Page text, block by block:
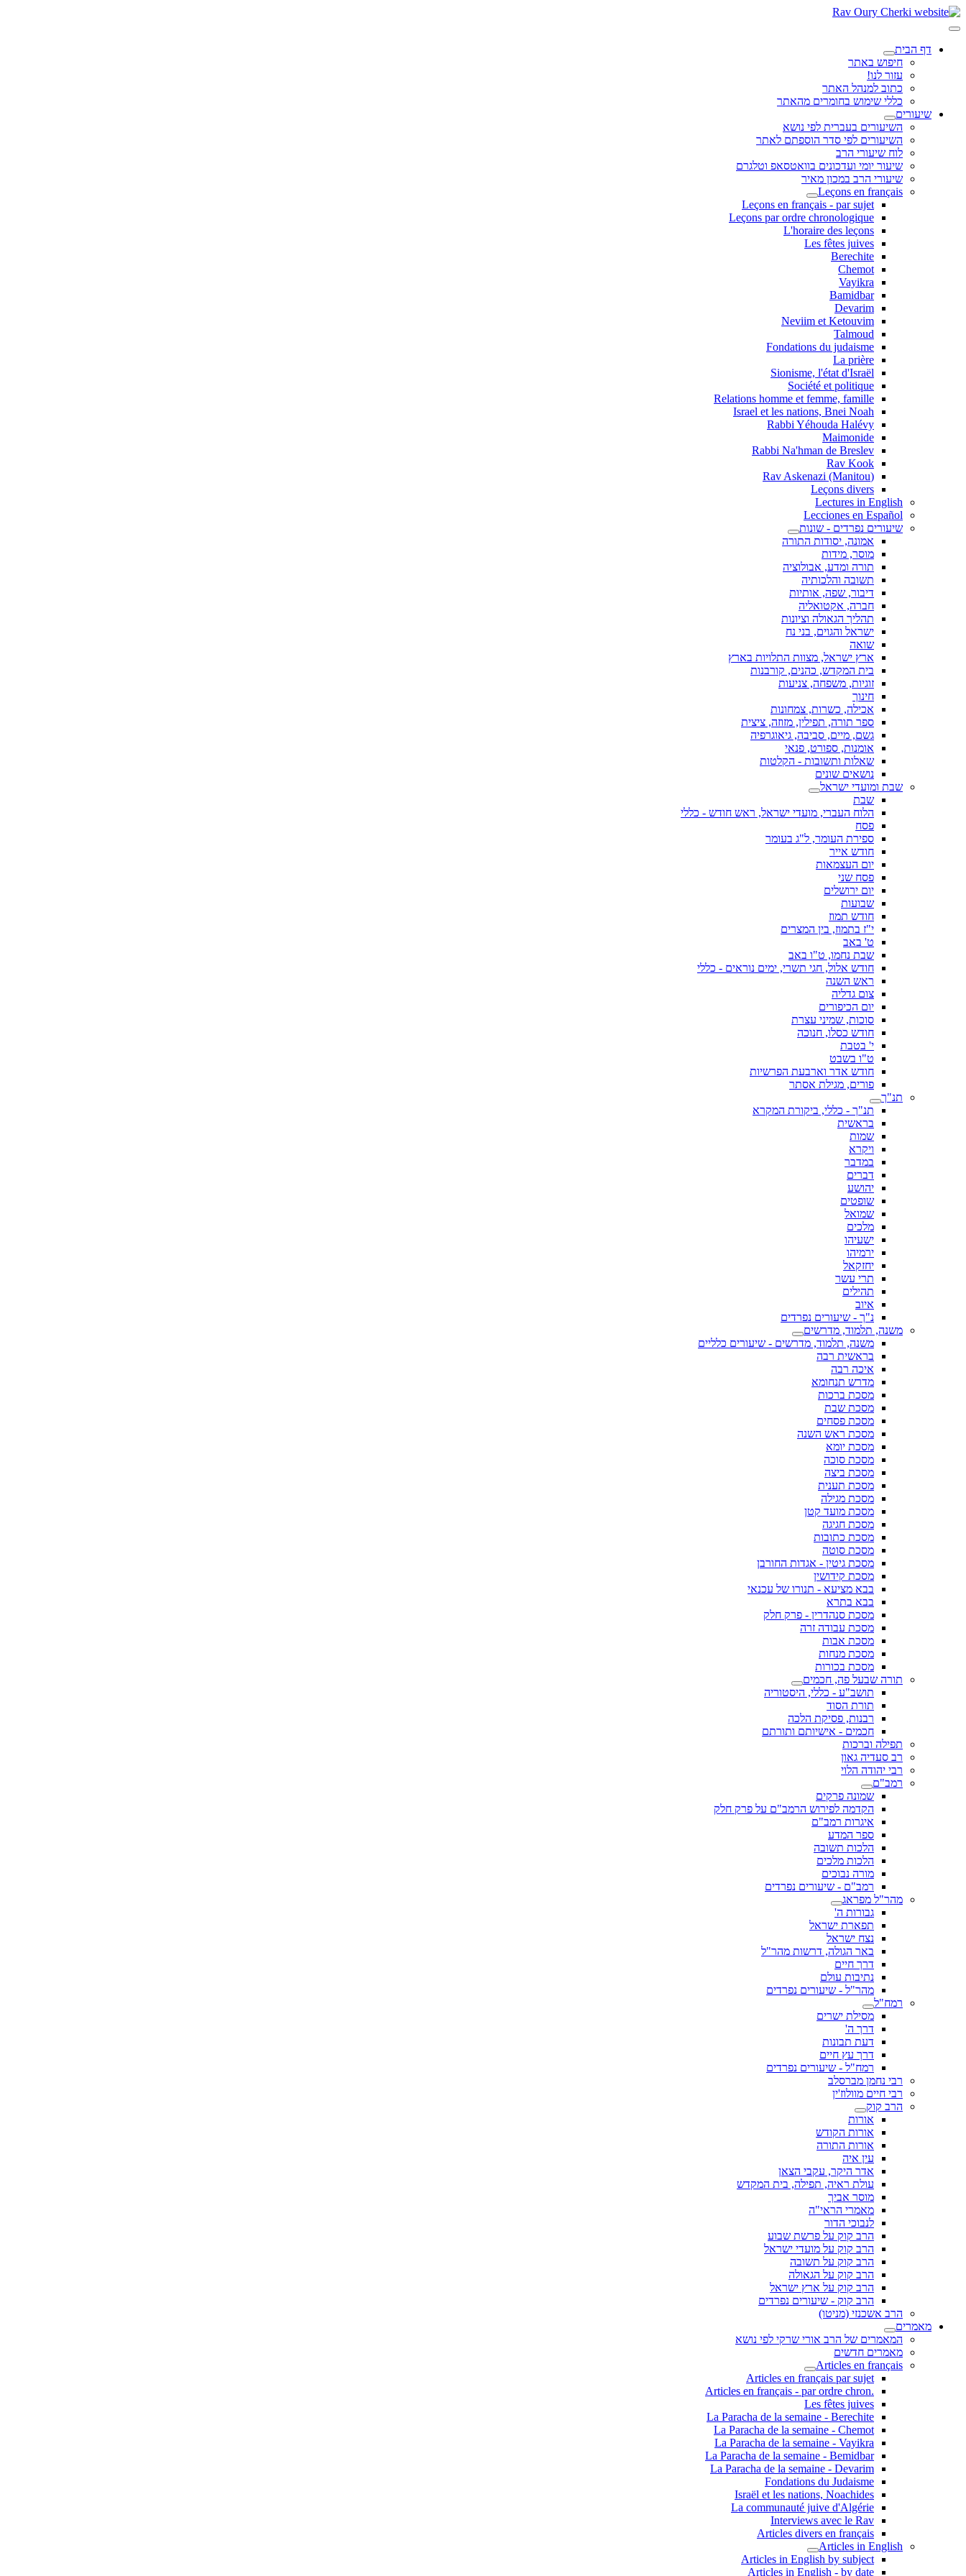
דף הבית
חיפוש באתר
עזור לנו!
כתוב למנהל האתר
כללי שימוש בחומרים מהאתר
שיעורים
השיעורים בעברית לפי נושא
השיעורים לפי סדר הוספתם לאתר
לוח שיעורי הרב
שיעור יומי ועדכונים בוואטסאפ וטלגרם
שיעורי הרב במכון מאיר
Leçons en français
Leçons en français - par sujet
Leçons par ordre chronologique
L'horaire des leçons
Les fêtes juives
Berechite
Chemot
Vayikra
Bamidbar
Devarim
Neviim et Ketouvim
Talmoud
Fondations du judaisme
La prière
Sionisme, l'état d'Israël
Société et politique
Relations homme et femme, famille
Israel et les nations, Bnei Noah
Rabbi Yéhouda Halévy
Maimonide
Rabbi Na'hman de Breslev
Rav Kook
(Rav Askenazi (Manitou
Leçons divers
Lectures in English
Lecciones en Español
שיעורים נפרדים - שונות
אמונה, יסודות התורה
מוסר, מידות
תורה ומדע, אבולוציה
תשובה והלכותיה
דיבור, שפה, אותיות
חברה, אקטואליה
תהליך הגאולה וציונות
ישראל והגוים, בני נח
שואה
ארץ ישראל, מצוות התלויות בארץ
בית המקדש, כהנים, קורבנות
זוגיות, משפחה, צניעות
חינוך
אכילה, כשרות, צמחונות
ספר תורה, תפילין, מזוזה, ציצית
גשם, מיים, סביבה, גיאוגרפיה
אומנות, ספורט, פנאי
שאלות ותשובות - הקלטות
נושאים שונים
שבת ומועדי ישראל
שבת
הלוח העברי, מועדי ישראל, ראש חודש - כללי
פסח
ספירת העומר, ל"ג בעומר
חודש אייר
יום העצמאות
פסח שני
יום ירושלים
שבועות
חודש תמוז
י"ז בתמוז, בין המצרים
ט' באב
שבת נחמו, ט"ו באב
חודש אלול, חגי תשרי, ימים נוראים - כללי
ראש השנה
צום גדליה
יום הכיפורים
סוכות, שמיני עצרת
חודש כסלו, חנוכה
י' בטבת
ט"ו בשבט
חודש אדר וארבעת הפרשיות
פורים, מגילת אסתר
תנ"ך
תנ"ך - כללי, ביקורת המקרא
בראשית
שמות
ויקרא
במדבר
דברים
יהושע
שופטים
שמואל
מלכים
ישעיהו
ירמיהו
יחזקאל
תרי עשר
תהילים
איוב
נ"ך - שיעורים נפרדים
משנה, תלמוד, מדרשים
משנה, תלמוד, מדרשים - שיעורים כלליים
בראשית רבה
איכה רבה
מדרש תנחומא
מסכת ברכות
מסכת שבת
מסכת פסחים
מסכת ראש השנה
מסכת יומא
מסכת סוכה
מסכת ביצה
מסכת תענית
מסכת מגילה
מסכת מועד קטן
מסכת חגיגה
מסכת כתובות
מסכת סוטה
מסכת גיטין - אגדות החורבן
מסכת קידושין
בבא מציעא - תנורו של עכנאי
בבא בתרא
מסכת סנהדרין - פרק חלק
מסכת עבודה זרה
מסכת אבות
מסכת מנחות
מסכת בכורות
תורה שבעל פה, חכמים
תושב"ע - כללי, היסטוריה
תורת הסוד
רבנות, פסיקת הלכה
חכמים - אישיותם ותורתם
תפילה וברכות
רב סעדיה גאון
רבי יהודה הלוי
רמב"ם
שמונה פרקים
הקדמה לפירוש הרמב"ם על פרק חלק
איגרות רמב"ם
ספר המדע
הלכות תשובה
הלכות מלכים
מורה נבוכים
רמב"ם - שיעורים נפרדים
מהר"ל מפראג
גבורות ה'
תפארת ישראל
נצח ישראל
באר הגולה, דרשות מהר"ל
דרך חיים
נתיבות עולם
מהר"ל - שיעורים נפרדים
רמח"ל
מסילת ישרים
דרך ה'
דעת תבונות
דרך עץ חיים
רמח"ל - שיעורים נפרדים
רבי נחמן מברסלב
רבי חיים מוולוז'ין
הרב קוק
אורות
אורות הקודש
אורות התורה
עין איה
אדר היקר, עקבי הצאן
עולת ראיה, תפילה, בית המקדש
מוסר אביך
מאמרי הראי"ה
לנבוכי הדור
הרב קוק על פרשת שבוע
הרב קוק על מועדי ישראל
הרב קוק על תשובה
הרב קוק על הגאולה
הרב קוק על ארץ ישראל
הרב קוק - שיעורים נפרדים
הרב אשכנזי (מניטו)
מאמרים
המאמרים של הרב אורי שרקי לפי נושא
מאמרים חדשים
Articles en français
Articles en français par sujet
.Articles en français - par ordre chron
Les fêtes juives
La Paracha de la semaine - Berechite
La Paracha de la semaine - Chemot
La Paracha de la semaine - Vayikra
La Paracha de la semaine - Bemidbar
La Paracha de la semaine - Devarim
Fondations du Judaisme
Israël et les nations, Noachides
La communauté juive d'Algérie
Interviews avec le Rav
Articles divers en français
Articles in English
Articles in English by subject
Articles in English - by date